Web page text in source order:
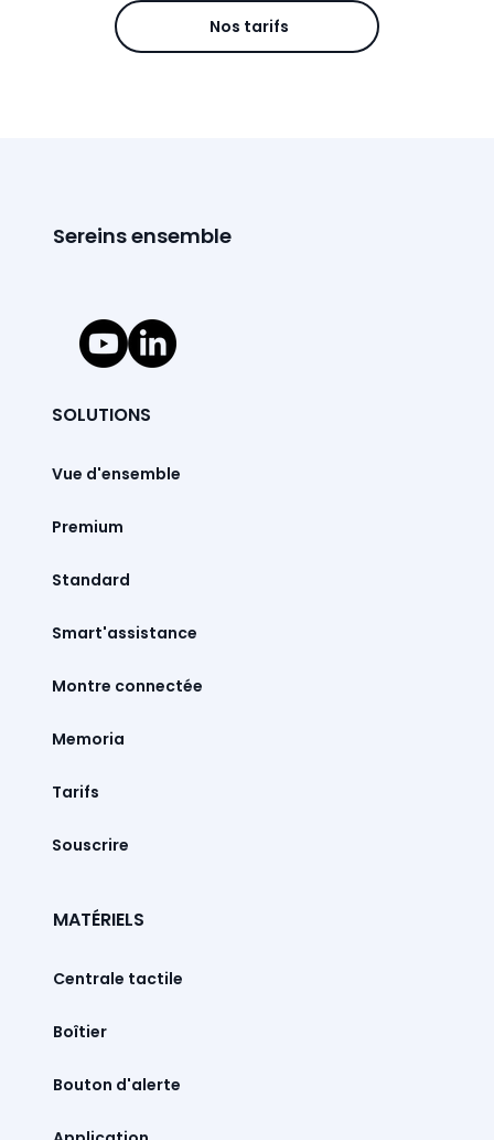
Nos tarifs
Sereins ensemble
SOLUTIONS
Vue d'ensemble
Premium
Standard
Smart'assistance
Montre connectée
Memoria
Tarifs
Souscrire
MATÉRIELS
Centrale tactile
Boîtier
Bouton d'alerte